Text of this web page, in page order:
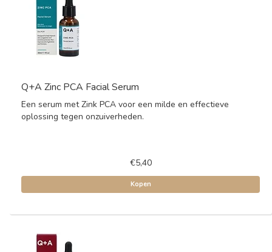
Q+A Zinc PCA Facial Serum
Een serum met Zink PCA voor een milde en effectieve
oplossing tegen onzuiverheden.
€5,40
Kopen